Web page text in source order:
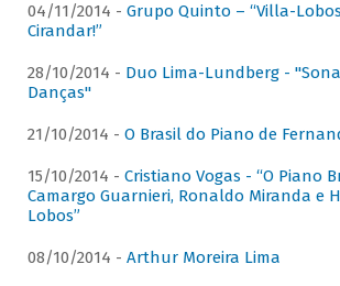
04/11/2014 - Grupo Quinto – “Villa-
Cirandar!”
28/10/2014 - Duo Lima-Lundberg -
Danças"
21/10/2014 - O Brasil do Piano de
15/10/2014 - Cristiano Vogas - “O Piano
Camargo Guarnieri, Ronaldo Miranda e
Lobos”
08/10/2014 - Arthur Moreira Lima